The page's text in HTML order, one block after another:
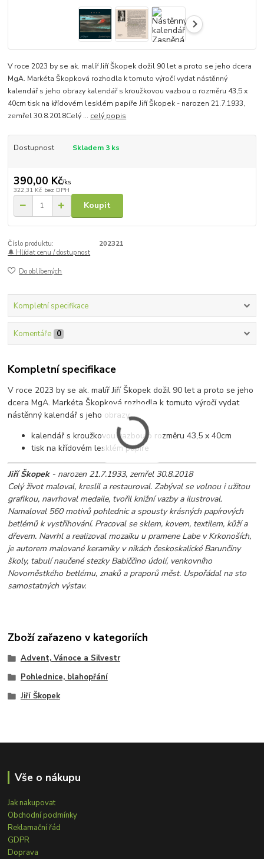
V roce 2023 by se ak. malíř Jiří Škopek dožil 90 let a proto se jeho dcera
MgA. Markéta Škopková rozhodla k tomuto výročí vydat nástěnný
kalendář s jeho obrazy kalendář s kroužkovou vazbou o rozměru 43,5 x
40cm tisk na křídovém lesklém papíře Jiří Škopek - narozen 21.7.1933,
zemřel 30.8.2018Celý ... celý popis
Dostupnost Skladem 3 ks
390,00 Kč/ks
322,31 Kč bez DPH
Koupit
Číslo produktu:
202321
🔔 Hlídat cenu / dostupnost
Do oblíbených
Kompletní specifikace
Komentáře 0
Kompletní specifikace
V roce 2023 by se ak. malíř Jiří Škopek dožil 90 let a proto se jeho
dcera MgA. Markéta Škopková rozhodla k tomuto výročí vydat
nástěnný kalendář s jeho obrazy
kalendář s kroužkovou vazbou o rozměru 43,5 x 40cm
tisk na křídovém lesklém papíře
Jiří Škopek- narozen 21.7.1933, zemřel 30.8.2018
Celý život maloval, kreslil a restauroval. Zabýval se volnou i užitou
grafikou, navrhoval medaile, tvořil knižní vazby a ilustroval.
Namaloval 560 motivů pohlednic a spousty krásných papírových
betlémů k vystřihování. Pracoval se sklem, kovem, textilem, kůží a
dřevem. Navrhl a realizoval mozaiku u pramene Labe v Krkonoších,
je autorem malované keramiky v nikách českoskalické Barunčiny
školy, tabulí naučené stezky Babiččino údolí, venkovního
Novoměstkého betlému, znaků a praporů měst. Uspořádal na sto
samostatných výstav.
Zboží zařazeno v kategoriích
Advent, Vánoce a Silvestr
Pohlednice, blahopřání
Jiří Škopek
Vše o nákupu
Jak nakupovat
Obchodní podmínky
Reklamační řád
GDPR
Doprava